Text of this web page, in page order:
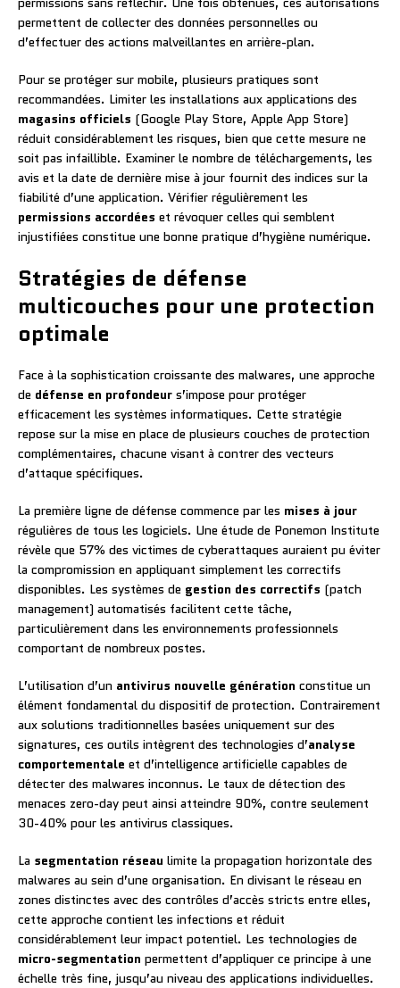
permettent de collecter des données personnelles ou
d’effectuer des actions malveillantes en arrière-plan.
Pour se protéger sur mobile, plusieurs pratiques sont
recommandées. Limiter les installations aux applications des
magasins officiels (Google Play Store, Apple App Store)
réduit considérablement les risques, bien que cette mesure ne
soit pas infaillible. Examiner le nombre de téléchargements, les
avis et la date de dernière mise à jour fournit des indices sur la
fiabilité d’une application. Vérifier régulièrement les
permissions accordées et révoquer celles qui semblent
injustifiées constitue une bonne pratique d’hygiène numérique.
Stratégies de défense
multicouches pour une protection
optimale
Face à la sophistication croissante des malwares, une approche
de défense en profondeur s’impose pour protéger
efficacement les systèmes informatiques. Cette stratégie
repose sur la mise en place de plusieurs couches de protection
complémentaires, chacune visant à contrer des vecteurs
d’attaque spécifiques.
La première ligne de défense commence par les mises à jour
régulières de tous les logiciels. Une étude de Ponemon Institute
révèle que 57% des victimes de cyberattaques auraient pu éviter
la compromission en appliquant simplement les correctifs
disponibles. Les systèmes de gestion des correctifs (patch
management) automatisés facilitent cette tâche,
particulièrement dans les environnements professionnels
comportant de nombreux postes.
L’utilisation d’un antivirus nouvelle génération constitue un
élément fondamental du dispositif de protection. Contrairement
aux solutions traditionnelles basées uniquement sur des
signatures, ces outils intègrent des technologies d’analyse
comportementale et d’intelligence artificielle capables de
détecter des malwares inconnus. Le taux de détection des
menaces zero-day peut ainsi atteindre 90%, contre seulement
30-40% pour les antivirus classiques.
La segmentation réseau limite la propagation horizontale des
malwares au sein d’une organisation. En divisant le réseau en
zones distinctes avec des contrôles d’accès stricts entre elles,
cette approche contient les infections et réduit
considérablement leur impact potentiel. Les technologies de
micro-segmentation permettent d’appliquer ce principe à une
échelle très fine, jusqu’au niveau des applications individuelles.